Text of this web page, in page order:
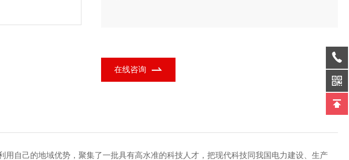
在线咨询
用自己的地域优势，聚集了一批具有高水准的科技人才，把现代科技同我国电力建设、生产